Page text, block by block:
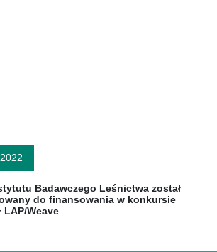
Badawczego Leśnictwa został
do finansowania w konkursie
LAP/Weave